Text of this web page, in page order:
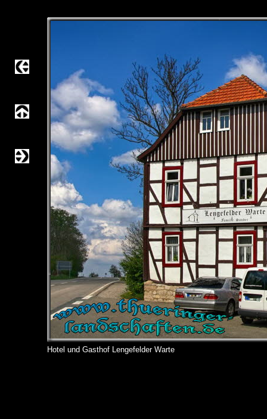
Hotel und Gasthof Lengefelder Warte